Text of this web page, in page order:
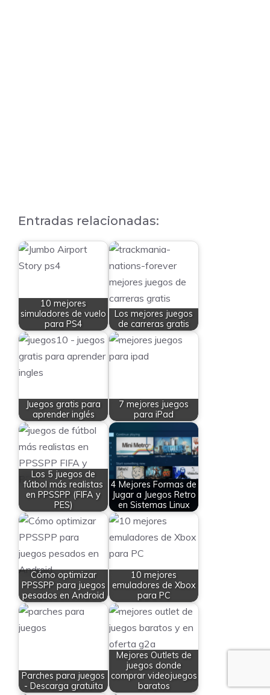
Entradas relacionadas:
10 mejores
simuladores de vuelo
para PS4
Los mejores juegos
de carreras gratis
Juegos gratis para
aprender inglés
7 mejores juegos
para iPad
Los 5 juegos de
fútbol más realistas
en PPSSPP (FIFA y
PES)
4 Mejores Formas de
Jugar a Juegos Retro
en Sistemas Linux
Cómo optimizar
PPSSPP para juegos
pesados en Android
10 mejores
emuladores de Xbox
para PC
Parches para juegos
- Descarga gratuita
Mejores Outlets de
juegos donde
comprar videojuegos
baratos